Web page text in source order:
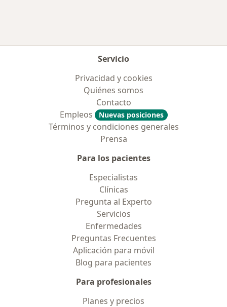
Servicio
Privacidad y cookies
Quiénes somos
Contacto
Empleos
Nuevas posiciones
Términos y condiciones generales
Prensa
Para los pacientes
Especialistas
Clínicas
Pregunta al Experto
Servicios
Enfermedades
Preguntas Frecuentes
Aplicación para móvil
Blog para pacientes
Para profesionales
Planes y precios